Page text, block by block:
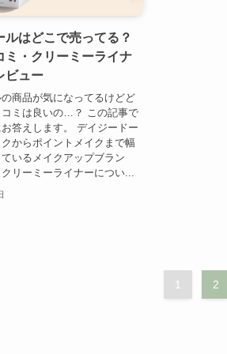
ルはどこで売ってる？
ミ・クリーミーライナ
ビュー
商品が気になってるけどど
コミは良いの…？ この記事で
答えします。 デイジードー
からポイントメイクまで幅
いるメイクアップブラン
クリーミーライナーについ...
1 2